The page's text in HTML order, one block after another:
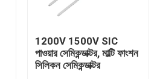
1200V 1500V SIC
পাওয়ার সেমিকন্ডাক্টর, মাল্টি ফাংশন
সিলিকন সেমিকন্ডাক্টর